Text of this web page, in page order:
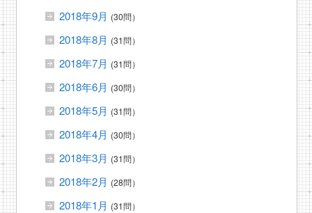
2018年9月 (30問）
2018年8月 (31問）
2018年7月 (31問）
2018年6月 (30問）
2018年5月 (31問）
2018年4月 (30問）
2018年3月 (31問）
2018年2月 (28問）
2018年1月 (31問）